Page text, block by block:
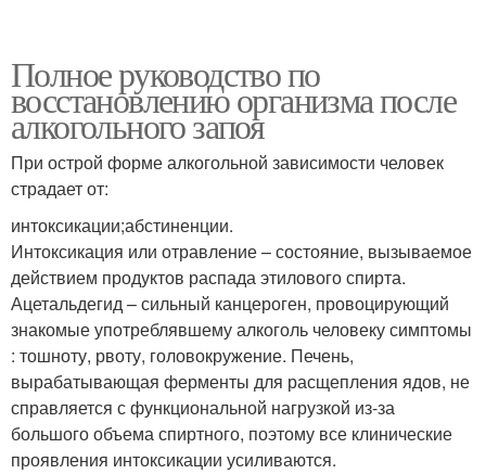
Полное руководство по
восстановлению организма после
алкогольного запоя
При острой форме алкогольной зависимости человек
страдает от:
интоксикации;абстиненции.
Интоксикация или отравление – состояние, вызываемое
действием продуктов распада этилового спирта.
Ацетальдегид – сильный канцероген, провоцирующий
знакомые употреблявшему алкоголь человеку симптомы
: тошноту, рвоту, головокружение. Печень,
вырабатывающая ферменты для расщепления ядов, не
справляется с функциональной нагрузкой из-за
большого объема спиртного, поэтому все клинические
проявления интоксикации усиливаются.